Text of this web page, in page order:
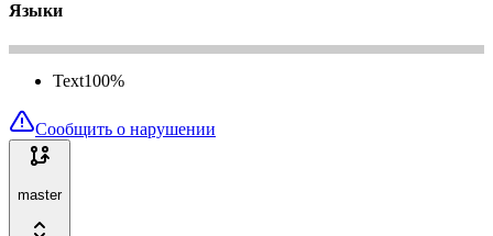
Языки
Text100%
Сообщить о нарушении
master